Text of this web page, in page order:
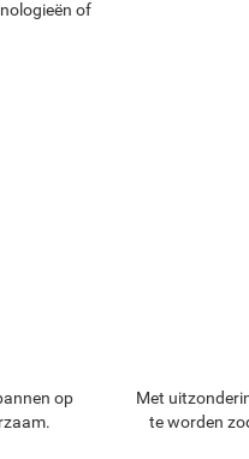
of
op
Met
te worden